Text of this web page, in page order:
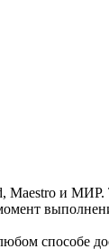
и
способе